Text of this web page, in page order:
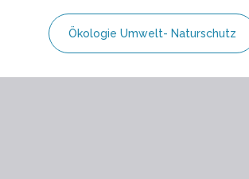
Ökologie Umwelt- Naturschutz